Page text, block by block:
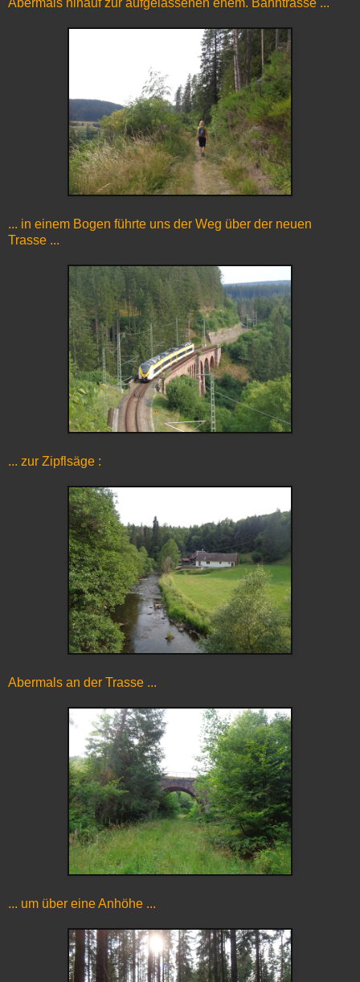
Abermals hinauf zur aufgelassenen ehem. Bahntrasse ...
... in einem Bogen führte uns der Weg über der neuen
Trasse ...
... zur Zipflsäge :
Abermals an der Trasse ...
... um über eine Anhöhe ...